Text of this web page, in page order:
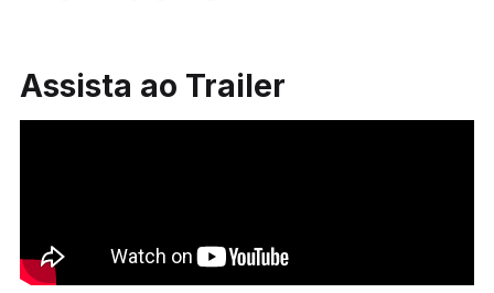
Assista ao Trailer